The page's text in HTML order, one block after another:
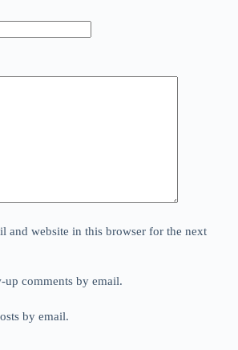
and website in this browser for the next
comments by email.
by email.